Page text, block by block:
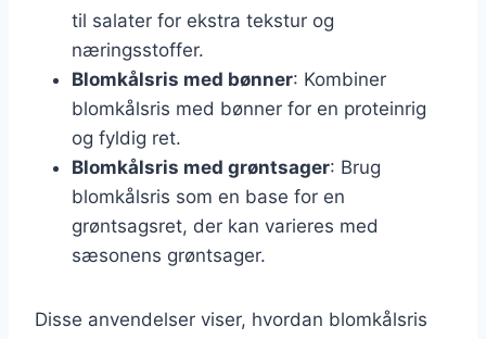
til salater for ekstra tekstur og
næringsstoffer.
Blomkålsris med bønner: Kombiner
blomkålsris med bønner for en proteinrig
og fyldig ret.
Blomkålsris med grøntsager: Brug
blomkålsris som en base for en
grøntsagsret, der kan varieres med
sæsonens grøntsager.
Disse anvendelser viser, hvordan blomkålsris